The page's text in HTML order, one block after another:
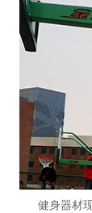
健身器材